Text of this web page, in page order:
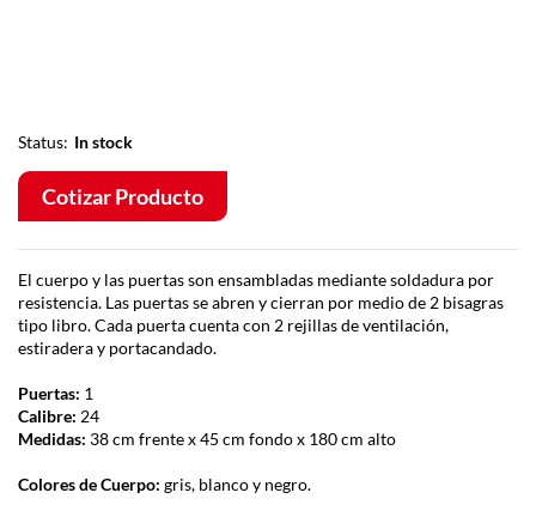
Status: In stock
Cotizar Producto
El cuerpo y las puertas son ensambladas mediante soldadura por
resistencia. Las puertas se abren y cierran por medio de 2 bisagras
tipo libro. Cada puerta cuenta con 2 rejillas de ventilación,
estiradera y portacandado.
Puertas: 1
Calibre: 24
Medidas: 38 cm frente x 45 cm fondo x 180 cm alto
Colores de Cuerpo: gris, blanco y negro.